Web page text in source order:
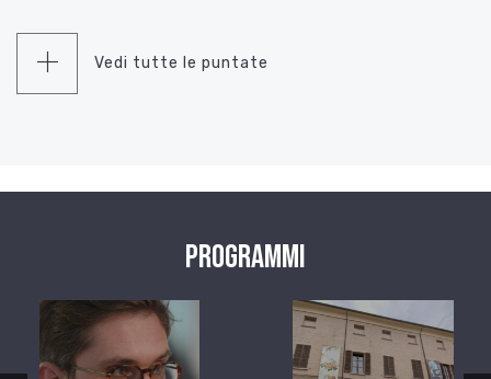
Vedi tutte le puntate
Programmi